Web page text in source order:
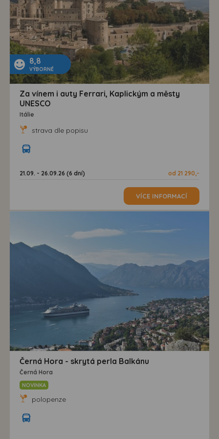
8,8
VÝBORNÉ
Za vínem i auty Ferrari, Kaplickým a městy
UNESCO
Itálie
strava dle popisu
21.09. - 26.09.26 (6 dní) od 21 290,-
VÍCE INFORMACÍ
Černá Hora - skrytá perla Balkánu
Černá Hora
NOVINKA
polopenze